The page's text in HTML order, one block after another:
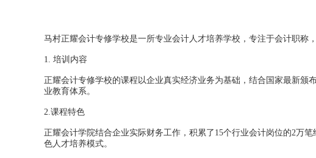
马村正耀会计专修学校是一所专业会计人才培养学校，专注于会计职称
1. 培训内容
正耀会计专修学校的课程以企业真实经济业务为基础，结合国家最新
业教育体系。
2.课程特色
正耀会计学院结合企业实际财务工作，积累了15个行业会计岗位的2万
色人才培养模式。